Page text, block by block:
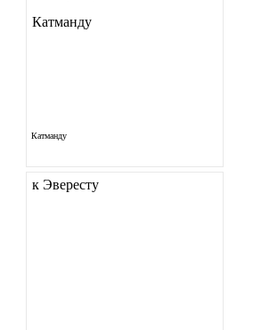
Катманду
Катманду
к Эвересту